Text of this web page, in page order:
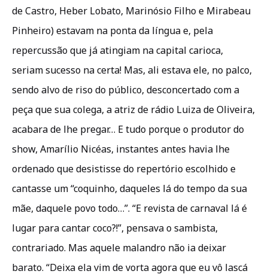
de Castro, Heber Lobato, Marinósio Filho e Mirabeau
Pinheiro) estavam na ponta da língua e, pela
repercussão que já atingiam na capital carioca,
seriam sucesso na certa! Mas, ali estava ele, no palco,
sendo alvo de riso do público, desconcertado com a
peça que sua colega, a atriz de rádio Luiza de Oliveira,
acabara de lhe pregar… E tudo porque o produtor do
show, Amarílio Nicéas, instantes antes havia lhe
ordenado que desistisse do repertório escolhido e
cantasse um “coquinho, daqueles lá do tempo da sua
mãe, daquele povo todo…”. “E revista de carnaval lá é
lugar para cantar coco?!”, pensava o sambista,
contrariado. Mas aquele malandro não ia deixar
barato. “Deixa ela vim de vorta agora que eu vô lascá